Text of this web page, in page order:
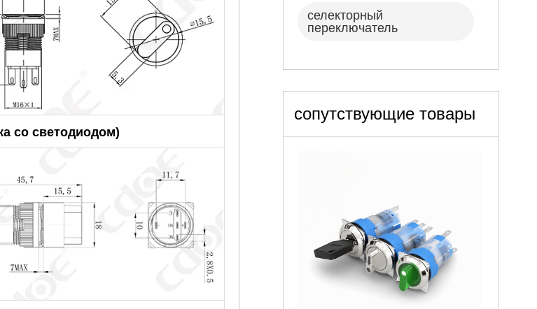
со светодиодом)
селекторный
переключатель
сопутствующие товары